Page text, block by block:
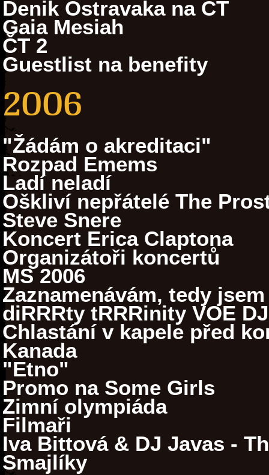
Denik Ostravaka na ČT
Gaia Mesiah
ČT 2
Guestlist na benefity
2006
"Žádám o akreditaci"
Rozpad Emems
Ladí neladí
Oškliví nepřátelé The
Steve Snere
Koncert Erica Claptona
Organizátoři koncertů
MS 2006
Zaznamenávám, tedy jsem
diRRRty tRRRinity VOE
Chlastání v kapele před
Kanada
"Etno"
Promo na Some Girls
Zimní olympiáda
Filmaři
Iva Bittová & DJ Javas -
Smajlíky